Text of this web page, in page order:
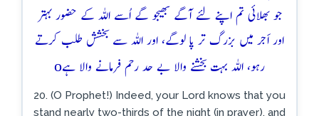
جو بھلائی تم اپنے لئے آگے بھیجو گے اُسے اللہ کے حضور بہتر
اور اَجر میں بزرگ تر پا لوگے، اور اللہ سے بخشش طلب کرتے
رہو، اللہ بہت بخشنے والا بے حد رحم فرمانے والا ہےo
20. (O Prophet!) Indeed, your Lord knows that you
stand nearly two-thirds of the night (in prayer), and